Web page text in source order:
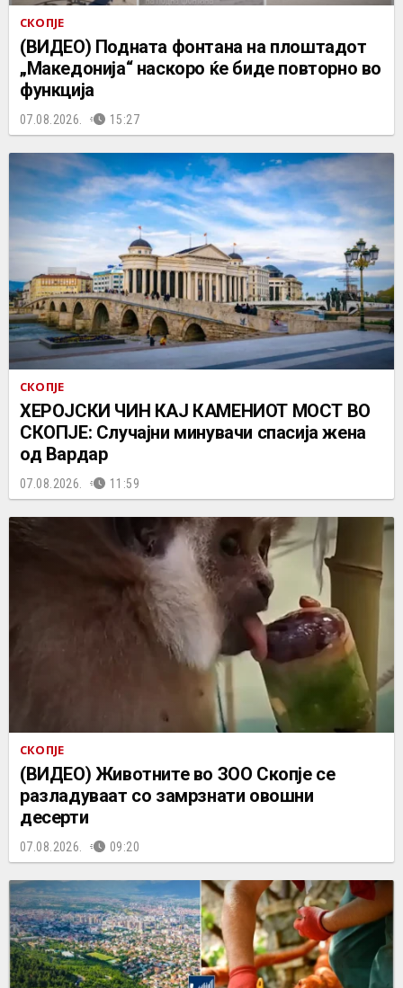
СКОПЈЕ
(ВИДЕО) Подната фонтана на плоштадот
„Македонија“ наскоро ќе биде повторно во
функција
07.08.2026. 15:27
СКОПЈЕ
ХЕРОЈСКИ ЧИН КАЈ КАМЕНИОТ МОСТ ВО
СКОПЈЕ: Случајни минувачи спасија жена
од Вардар
07.08.2026. 11:59
СКОПЈЕ
(ВИДЕО) Животните во ЗОО Скопје се
разладуваат со замрзнати овошни
десерти
07.08.2026. 09:20